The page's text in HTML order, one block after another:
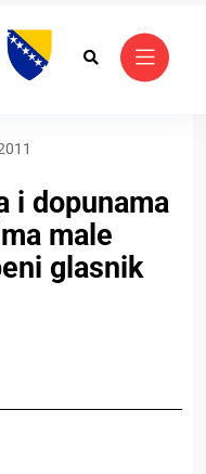
i dopunama
male
glasnik